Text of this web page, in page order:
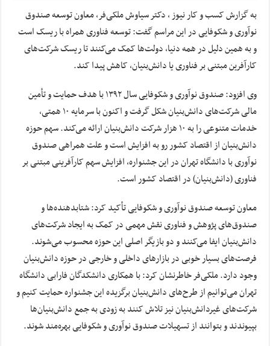
به گزارش کسب و کار نیوز ، دکتر سیاوش ملکی‌فر، معاون توسعه صندوق
نوآوری و شکوفایی در این مراسم گفت: توسعه فناوری همراه با ریسک است
و به همین دلیل در همه دنیا، دولت‌ها کمک می‌کنند تا ریسک شرکت‌های
کارآفرین مبتنی بر فناوری یا دانش‌بنیان، کاهش پیدا کند.
وی افزود: صندوق نوآوری و شکوفایی سال ۱۳۹۲ با هدف حمایت و تأمین
مالی شرکت‌های دانش‌بنیان شکل گرفت و اکنون با سرمایه ۱۰ همتی،
خدمات متنوعی را به ۱۰ هزار شرکت دانش‌بنیان ارائه می‌کند. سهم حوزه
دانش‌بنیان از اقتصاد کشور رو به افزایش است و علت همراهی صندوق
نوآوری با دانشگاه تهران در این جشنواره، افزایش سهم کارآفرینی مبتنی بر
فناوری (دانش‌بنیان) در اقتصاد کشور است.
معاون توسعه صندوق نوآوری و شکوفایی تأکید کرد: شتابدهنده‌ها و
صندوق‌های پژوهش و فناوری نقش مهمی در کمک به ایجاد شرکت‌های
دانش‌بنیان ایفا می‌کنند و دو بازیگر اصلی این حوزه محسوب می‌شوند.
فرصت‌های بسیار خوبی در بازارهای داخلی و خارجی در حوزه دانش‌بنیان
وجود دارد. ملکی‌فر خاطرنشان کرد: با همکاری دانشکدگان فارابی دانشگاه
تهران می‌توانیم از طرح‌های دانش‌بنیان برگزیده این جشنواره حمایت کنیم و
شرکت‌های غیردانش‌بنیان نیز تلاش کنند به زودی به جمع دانش‌بنیان‌ها
بپیوندند و بتوانند از تسهیلات صندوق نوآوری و شکوفایی بهره‌مند شوند.